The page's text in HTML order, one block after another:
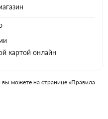
картой онлайн
можете на странице «Правила